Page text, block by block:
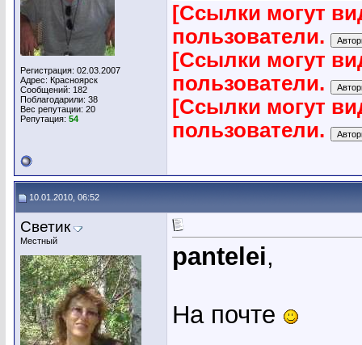
Регистрация: 02.03.2007
Адрес: Красноярск
Сообщений: 182
Поблагодарили: 38
Вес репутации: 20
Репутация: 54
[Ссылки могут
пользователи.
[Ссылки могут
пользователи.
[Ссылки могут
пользователи.
10.01.2010, 06:52
Светик
Местный
pantelei,
На почте